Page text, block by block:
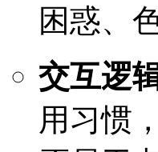
困惑、
交互逻
用习惯